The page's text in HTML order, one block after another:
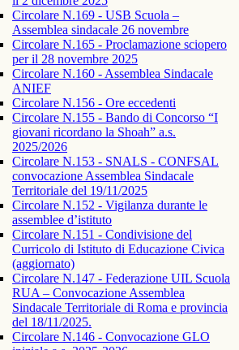
Circolare N.169 - USB Scuola –
Assemblea sindacale 26 novembre
Circolare N.165 - Proclamazione sciopero
per il 28 novembre 2025
Circolare N.160 - Assemblea Sindacale
ANIEF
Circolare N.156 - Ore eccedenti
Circolare N.155 - Bando di Concorso “I
giovani ricordano la Shoah” a.s.
2025/2026
Circolare N.153 - SNALS - CONFSAL
convocazione Assemblea Sindacale
Territoriale del 19/11/2025
Circolare N.152 - Vigilanza durante le
assemblee d’istituto
Circolare N.151 - Condivisione del
Curricolo di Istituto di Educazione Civica
(aggiornato)
Circolare N.147 - Federazione UIL Scuola
RUA – Convocazione Assemblea
Sindacale Territoriale di Roma e provincia
del 18/11/2025.
Circolare N.146 - Convocazione GLO